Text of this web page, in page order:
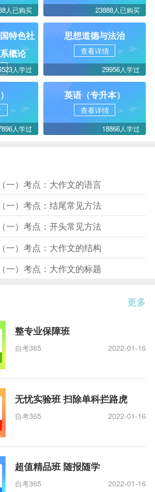
人已购买 23888人已购买
特色社
概论
人学过
思想道德与法治
查看详情
29956人学过
人学过
英语（专升本）
查看详情
18866人学过
一）考点：大作文的语言
一）考点：结尾常见方法
一）考点：开头常见方法
一）考点：大作文的结构
一）考点：大作文的标题
更多
整专业保障班
自考365 2022-01-16
无忧实验班 扫除单科拦路虎
自考365 2022-01-16
超值精品班 随报随学
自考365 2022-01-16